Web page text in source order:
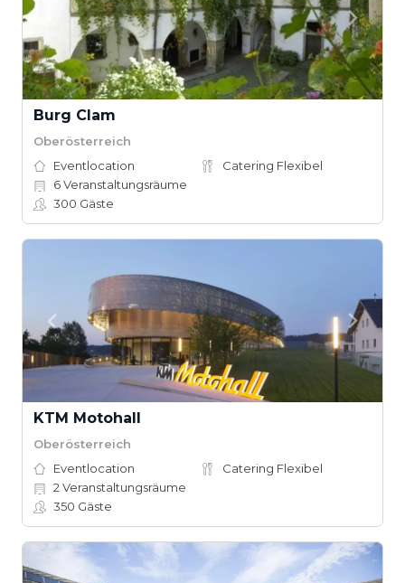
Burg Clam
Oberösterreich
Eventlocation
Catering Flexibel
6Veranstaltungsräume
300 Gäste
KTM Motohall
Oberösterreich
Eventlocation
Catering Flexibel
2 Veranstaltungsräume
350 Gäste